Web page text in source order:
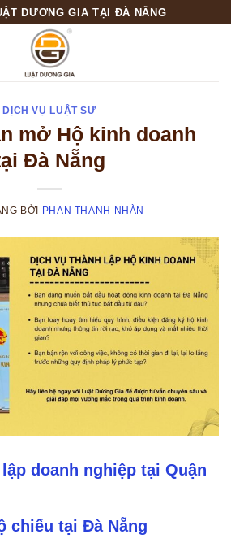
DƯƠNG GIA TẠI ĐÀ NẴNG
DỊCH VỤ LUẬT SƯ
mở Hộ kinh doanh
Đà Nẵng
BỞI PHAN THANH NHÀN
doanh nghiệp tại Quận
chiếu tại Đà Nẵng